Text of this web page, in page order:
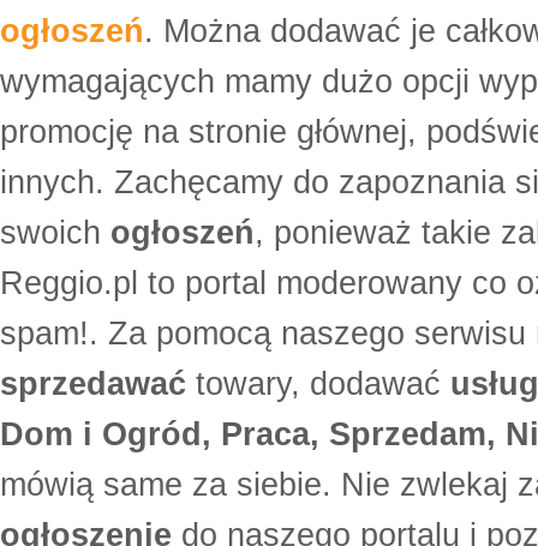
ogłoszeń. Można dodawać je
wymagających mamy dużo opcji
promocję na stronie głównej,
innych. Zachęcamy do zapoznania
swoich ogłoszeń, ponieważ takie
Reggio.pl to portal moderowany co
spam!. Za pomocą naszego
sprzedawać towary, dodawać
Dom i Ogród, Praca, Sprzedam,
mówią same za siebie. Nie zwlekaj
ogłoszenie do naszego portalu i